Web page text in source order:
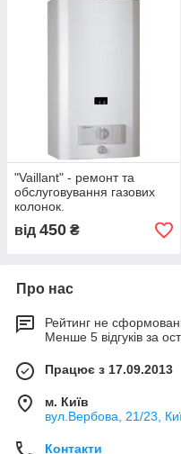
"Vaillant" - ремонт та
обслуговування газових
колонок.
від 450 ₴
Про нас
Рейтинг не
Менше 5 відгуків за
Працює з 17.09.2013
м. Київ
вул.Вербова, 21/23,
Контакти